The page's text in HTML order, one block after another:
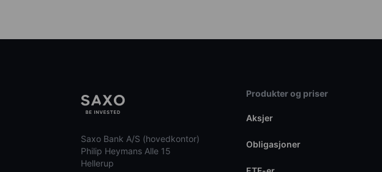
Saxo Bank A/S (hovedkontor)
Philip Heymans Alle 15
Hellerup
Produkter og priser
Aksjer
Obligasjoner